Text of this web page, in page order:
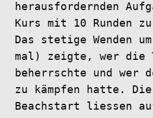
herausfordernden
Kurs mit 10 Runden
Das stetige Wenden
mal) zeigte, wer die
beherrschte und wer
zu kämpfen hatte.
Beachstart liessen